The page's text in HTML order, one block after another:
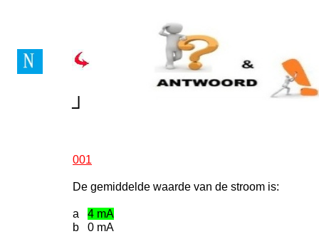
001
De gemiddelde waarde van de stroom is:
a 4 mA
b 0 mA
┘